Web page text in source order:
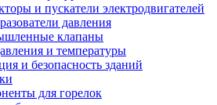
и пускатели электродвигателей
давления
клапаны
и температуры
и безопасность зданий
для горелок